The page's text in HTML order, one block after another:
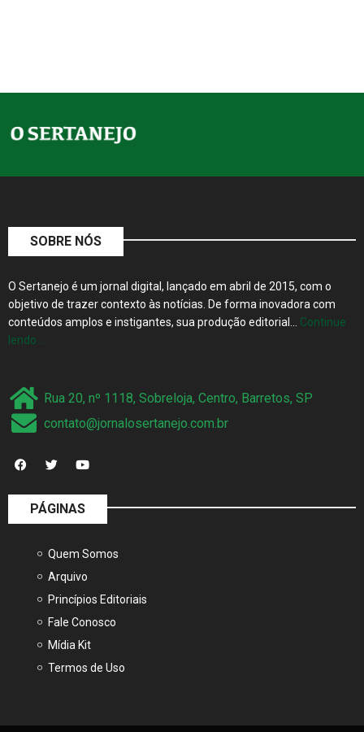
SOBRE NÓS
O Sertanejo é um jornal digital, lançado em abril de 2015, com o
objetivo de trazer contexto às notícias. De forma inovadora com
conteúdos amplos e instigantes, sua produção editorial… Continue
lendo…
Rua 20, nº 1118, Sobreloja, Centro, Barretos, SP
contato@jornalosertanejo.com.br
PÁGINAS
Quem Somos
Arquivo
Princípios Editoriais
Fale Conosco
Mídia Kit
Termos de Uso